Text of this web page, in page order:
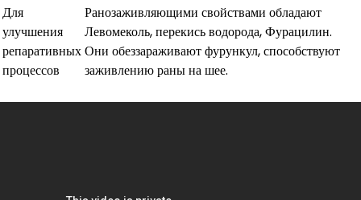
Для
улучшения
репаративных
процессов
Ранозаживляющими свойствами обладают
Левомеколь, перекись водорода, Фурацилин.
Они обеззараживают фурункул, способствуют
заживлению раны на шее.